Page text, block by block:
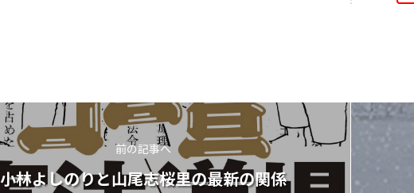
前の記事へ
小林よしのりと山尾志桜里の最新の関係